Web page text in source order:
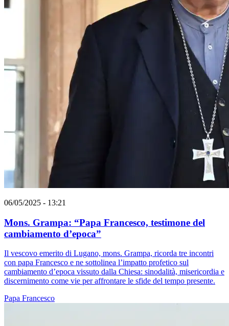
06/05/2025 - 13:21
Mons. Grampa: “Papa Francesco, testimone del
cambiamento d’epoca”
Il vescovo emerito di Lugano, mons. Grampa, ricorda tre incontri
con papa Francesco e ne sottolinea l’impatto profetico sul
cambiamento d’epoca vissuto dalla Chiesa: sinodalità, misericordia e
discernimento come vie per affrontare le sfide del tempo presente.
Papa Francesco